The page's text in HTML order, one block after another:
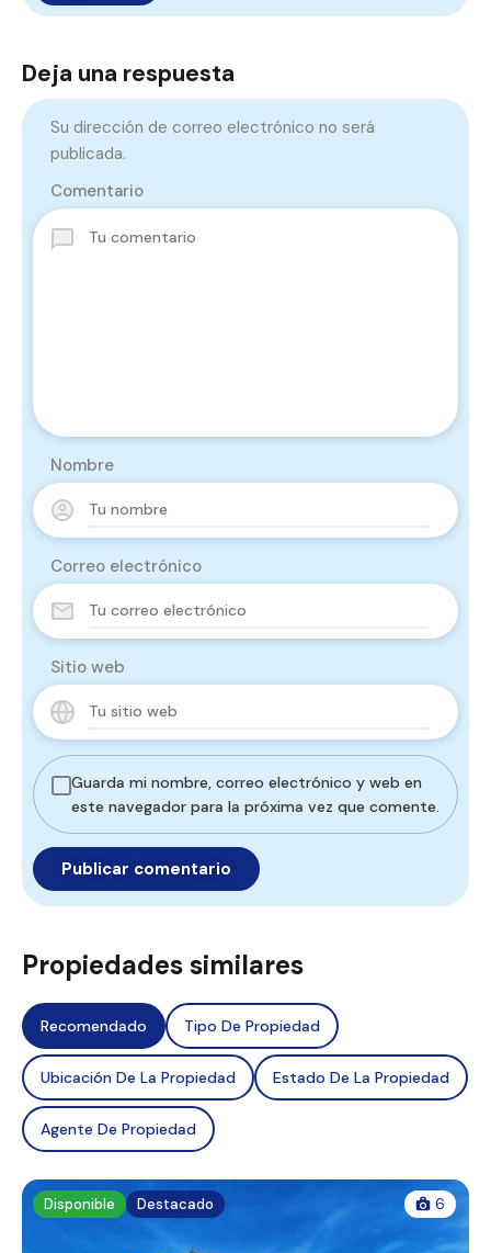
Deja una respuesta
Su dirección de correo electrónico no será
publicada.
Comentario
Nombre
Correo electrónico
Sitio web
Guarda mi nombre, correo electrónico y web en
este navegador para la próxima vez que comente.
Propiedades similares
Recomendado Tipo De Propiedad
Ubicación De La Propiedad Estado De La Propiedad
Agente De Propiedad
Disponible Destacado 6